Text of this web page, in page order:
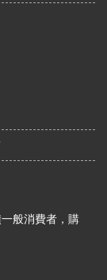
般消費者，購